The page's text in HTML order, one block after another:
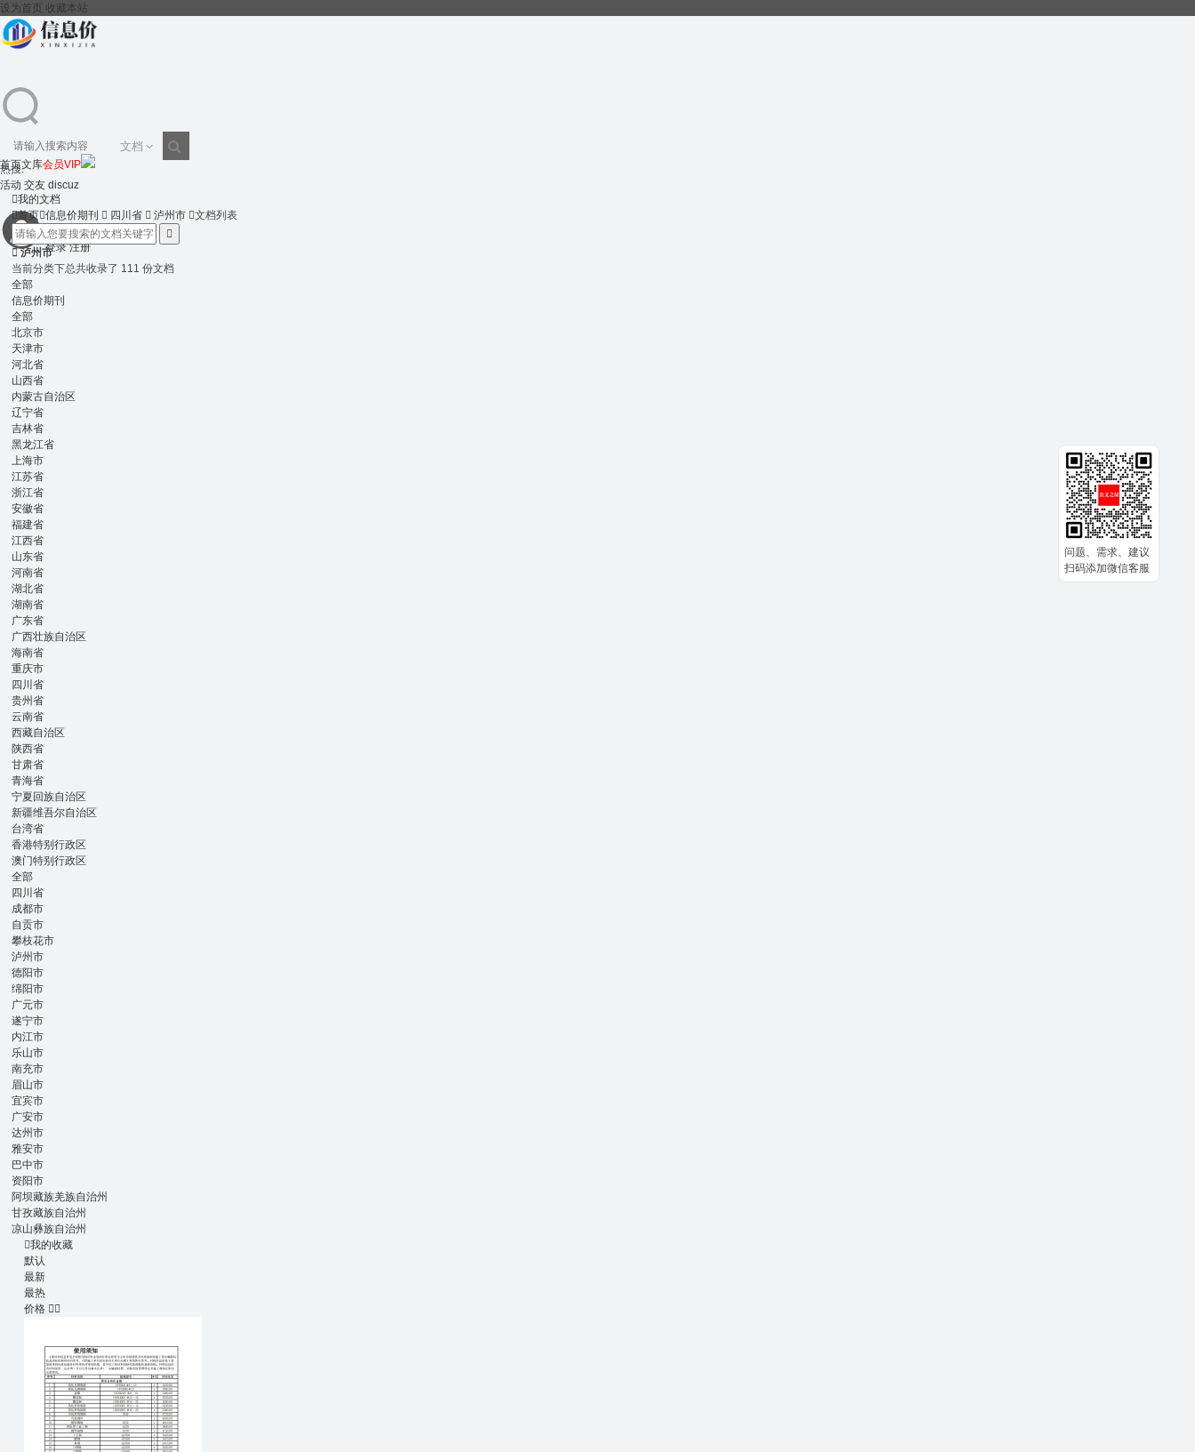
设为首页 收藏本站
文档
热搜:
活动 交友 discuz
登录 注册
首页文库会员VIP
我的文档
首页信息价期刊  四川省  泸州市 文档列表

泸州市
当前分类下总共收录了 111 份文档
全部
信息价期刊
全部
北京市
天津市
河北省
山西省
内蒙古自治区
辽宁省
吉林省
黑龙江省
上海市
江苏省
浙江省
安徽省
福建省
江西省
山东省
河南省
湖北省
湖南省
广东省
广西壮族自治区
海南省
重庆市
四川省
贵州省
云南省
西藏自治区
陕西省
甘肃省
青海省
宁夏回族自治区
新疆维吾尔自治区
台湾省
香港特别行政区
澳门特别行政区
全部
四川省
成都市
自贡市
攀枝花市
泸州市
德阳市
绵阳市
广元市
遂宁市
内江市
乐山市
南充市
眉山市
宜宾市
广安市
达州市
雅安市
巴中市
资阳市
阿坝藏族羌族自治州
甘孜藏族自治州
凉山彝族自治州
我的收藏
默认
最新
最热
价格 
问题、需求、建议
扫码添加微信客服